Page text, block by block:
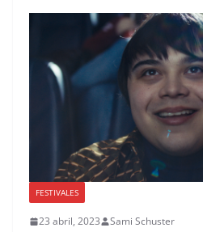
FESTIVALES
23 abril, 2023 Sami Schuster